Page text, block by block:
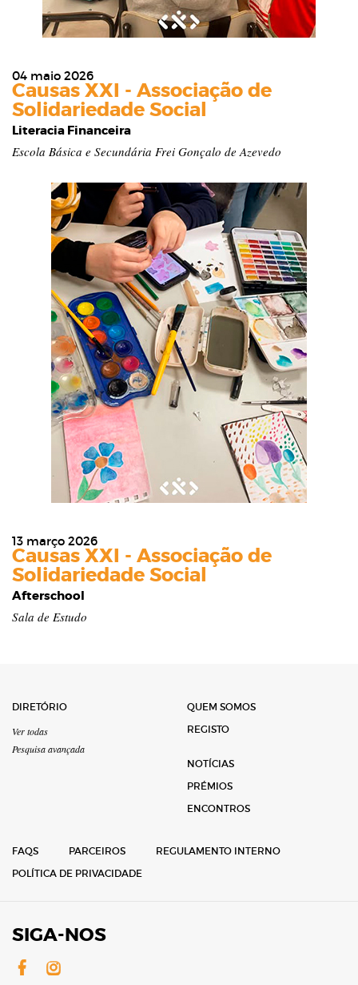
04 maio 2026
Causas XXI - Associação de
Solidariedade Social
Literacia Financeira
Escola Básica e Secundária Frei Gonçalo de Azevedo
13 março 2026
Causas XXI - Associação de
Solidariedade Social
Afterschool
Sala de Estudo
DIRETÓRIO
Ver todas
Pesquisa avançada
QUEM SOMOS
REGISTO
NOTÍCIAS
PRÉMIOS
ENCONTROS
FAQS PARCEIROS
REGULAMENTO INTERNO
POLÍTICA DE PRIVACIDADE
SIGA-NOS
Facebook
Instagram